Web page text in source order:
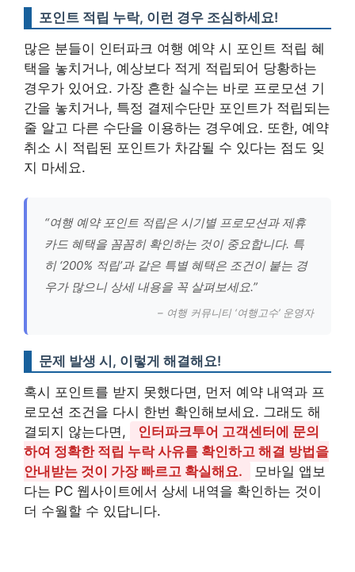
포인트 적립 누락, 이런 경우 조심하세요!
많은 분들이 인터파크 여행 예약 시 포인트 적립 혜
택을 놓치거나, 예상보다 적게 적립되어 당황하는
경우가 있어요. 가장 흔한 실수는 바로 프로모션 기
간을 놓치거나, 특정 결제수단만 포인트가 적립되는
줄 알고 다른 수단을 이용하는 경우예요. 또한, 예약
취소 시 적립된 포인트가 차감될 수 있다는 점도 잊
지 마세요.
“여행 예약 포인트 적립은 시기별 프로모션과 제휴
카드 혜택을 꼼꼼히 확인하는 것이 중요합니다. 특
히 ‘200% 적립’과 같은 특별 혜택은 조건이 붙는 경
우가 많으니 상세 내용을 꼭 살펴보세요.”
– 여행 커뮤니티 ‘여행고수’ 운영자
문제 발생 시, 이렇게 해결해요!
혹시 포인트를 받지 못했다면, 먼저 예약 내역과 프
로모션 조건을 다시 한번 확인해보세요. 그래도 해
결되지 않는다면,
인터파크투어 고객센터에 문의
하여 정확한 적립 누락 사유를 확인하고 해결 방법을
안내받는 것이 가장 빠르고 확실해요.
모바일 앱보
다는 PC 웹사이트에서 상세 내역을 확인하는 것이
더 수월할 수 있답니다.